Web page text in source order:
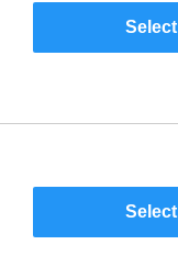
Select
Select